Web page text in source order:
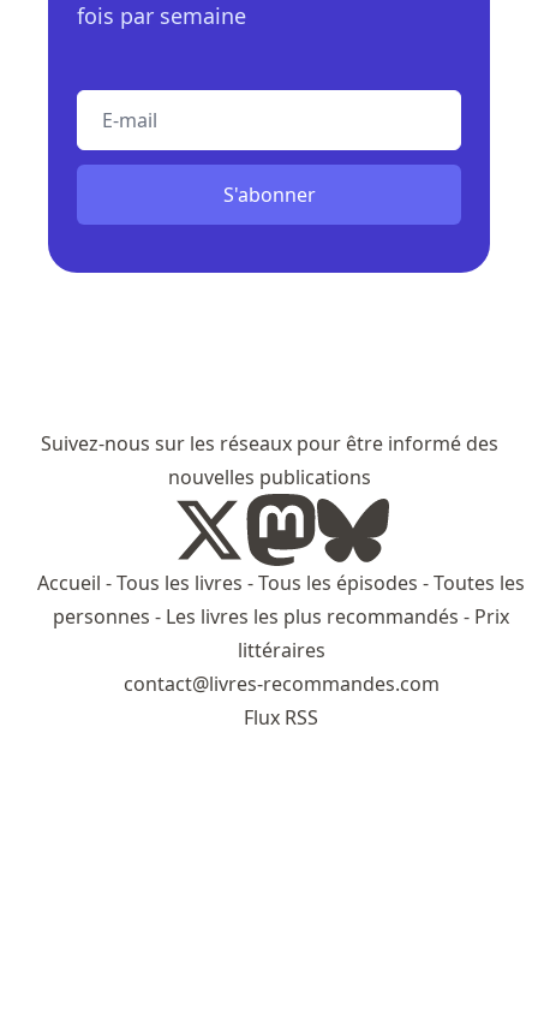
fois par semaine
S'abonner
Suivez-nous sur les réseaux pour être informé des
nouvelles publications
Accueil -Tous les livres -Tous les épisodes -Toutes les
personnes - Les livres les plus recommandés - Prix
littéraires
contact@livres-recommandes.com
Flux RSS